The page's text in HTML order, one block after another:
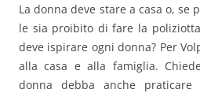
La donna deve stare a casa o, se
le sia proibito di fare la
deve ispirare ogni donna? Per
alla casa e alla famiglia.
donna debba anche